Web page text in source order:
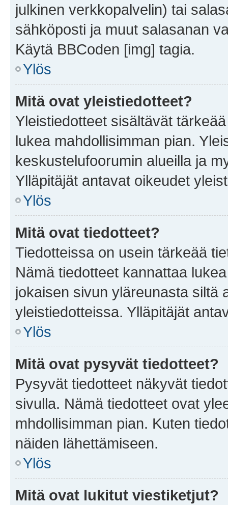
julkinen verkkopalvelin) tai
sähköposti ja muut salasanan
Käytä BBCoden [img] tagia.
Ylös
Mitä ovat yleistiedotteet?
Yleistiedotteet sisältävät
lukea mahdollisimman pian.
keskustelufoorumin alueilla ja
Ylläpitäjät antavat oikeudet
Ylös
Mitä ovat tiedotteet?
Tiedotteissa on usein tärkeää
Nämä tiedotteet kannattaa
jokaisen sivun yläreunasta siltä
yleistiedotteissa. Ylläpitäjät
Ylös
Mitä ovat pysyvät tiedotteet?
Pysyvät tiedotteet näkyvät
sivulla. Nämä tiedotteet ovat
mhdollisimman pian. Kuten
näiden lähettämiseen.
Ylös
Mitä ovat lukitut viestiketjut?